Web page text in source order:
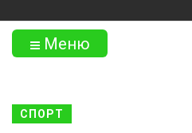
Меню
СПОРТ